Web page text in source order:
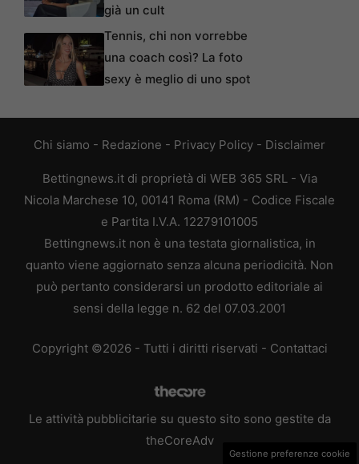
già un cult
Tennis, chi non vorrebbe
una coach così? La foto
sexy è meglio di uno spot
Chi siamo - Redazione - Privacy Policy - Disclaimer
Bettingnews.it di proprietà di WEB 365 SRL - Via
Nicola Marchese 10, 00141 Roma (RM) - Codice Fiscale
e Partita I.V.A. 12279101005
Bettingnews.it non è una testata giornalistica, in
quanto viene aggiornato senza alcuna periodicità. Non
può pertanto considerarsi un prodotto editoriale ai
sensi della legge n. 62 del 07.03.2001
Copyright ©2026 - Tutti i diritti riservati - Contattaci
Le attività pubblicitarie su questo sito sono gestite da
theCoreAdv
Gestione preferenze cookie